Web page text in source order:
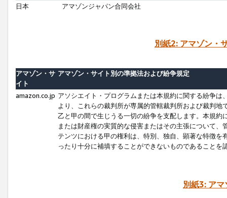
日本
アマゾンジャパン合同会社
別紙2: アマゾン・
アマゾン・サ
イト
アマゾン・サイト別の準拠法および紛争規定
amazon.co.jp アソシエイト・プログラムまたは本規約に関する紛争
より、これらの裁判所が専属的管轄裁判所および裁判
乙と甲の間で生じうる一切の紛争を支配します。本規
または財産権の実質的な侵害またはその主張について
テンツにおける甲の権利は、特別、独自、顕著な特徴
ったり十分に補填することができないものであることを
別紙3: ア